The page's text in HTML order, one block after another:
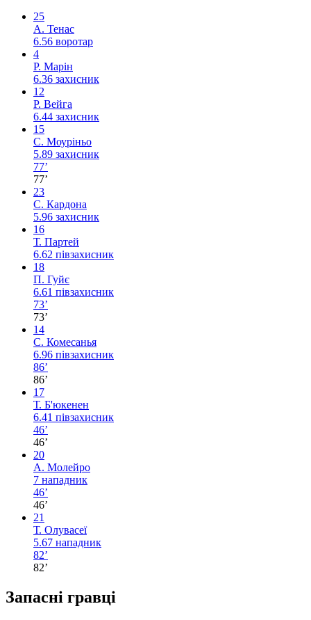
25
А. Тенас
6.56 воротар
4
Р. Марін
6.36 захисник
12
Р. Вейга
6.44 захисник
15
С. Моуріньо
5.89 захисник
77’
77’
23
С. Кардона
5.96 захисник
16
Т. Партей
6.62 півзахисник
18
П. Гуйє
6.61 півзахисник
73’
73’
14
С. Комесанья
6.96 півзахисник
86’
86’
17
Т. Б'юкенен
6.41 півзахисник
46’
46’
20
А. Молейро
7 нападник
46’
46’
21
Т. Олувасеї
5.67 нападник
82’
82’
Запасні гравці